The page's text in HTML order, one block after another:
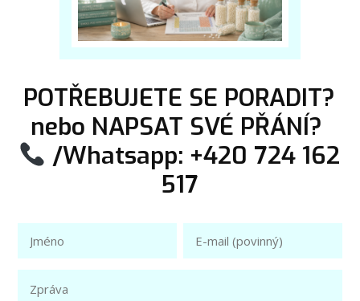
POTŘEBUJETE SE PORADIT?
nebo NAPSAT SVÉ PŘÁNÍ?
/Whatsapp: +420 724 162
517